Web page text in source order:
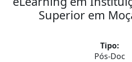
Superior em
Tipo:
Pós-Doc